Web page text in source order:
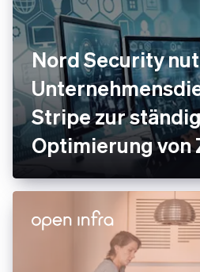
Nord Security
Stripe zur
Optimierung von